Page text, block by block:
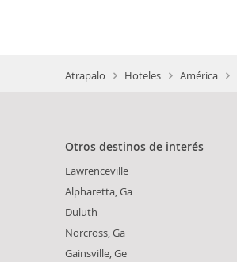
Atrapalo Hoteles América
Otros destinos de interés
Lawrenceville
Alpharetta, Ga
Duluth
Norcross, Ga
Gainsville, Ge